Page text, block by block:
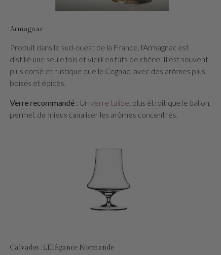
Armagnac
Produit dans le sud-ouest de la France, l'Armagnac est
distillé une seule fois et vieilli en fûts de chêne. Il est souvent
plus corsé et rustique que le Cognac, avec des arômes plus
boisés et épicés.
Verre recommandé : Un verre tulipe , plus étroit que le ballon,
permet de mieux canaliser les arômes concentrés.
Calvados : L'Élégance Normande